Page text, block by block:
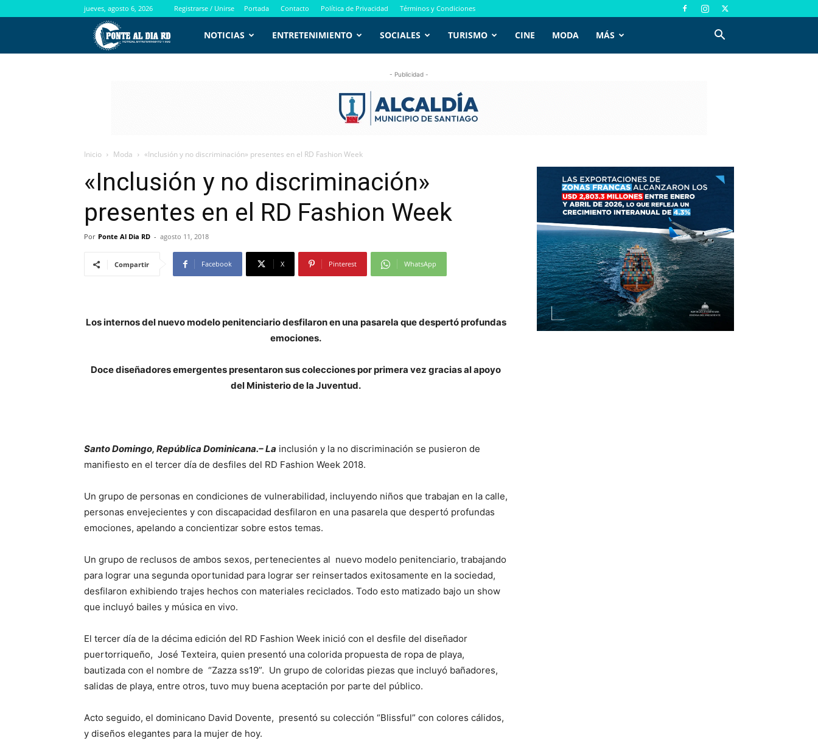
jueves, agosto 6, 2026 Registrarse / Unirse Portada Contacto Política de Privacidad Términos y Condiciones
PontealdiaRD.com
NOTICIAS ENTRETENIMIENTO SOCIALES TURISMO CINE MODA MÁS
- Publicidad -
Inicio Moda «Inclusión y no discriminación» presentes en el RD Fashion Week
«Inclusión y no discriminación»
presentes en el RD Fashion Week
Por Ponte Al Dia RD - agosto 11, 2018
Compartir Facebook X Pinterest WhatsApp
Los internos del nuevo modelo penitenciario desfilaron en una pasarela que despertó profundas
emociones.
Doce diseñadores emergentes presentaron sus colecciones por primera vez gracias al apoyo
del Ministerio de la Juventud.
Santo Domingo, República Dominicana.– La inclusión y la no discriminación se pusieron de
manifiesto en el tercer día de desfiles del RD Fashion Week 2018.
Un grupo de personas en condiciones de vulnerabilidad, incluyendo niños que trabajan en la calle,
personas envejecientes y con discapacidad desfilaron en una pasarela que despertó profundas
emociones, apelando a concientizar sobre estos temas.
Un grupo de reclusos de ambos sexos, pertenecientes al nuevo modelo penitenciario, trabajando
para lograr una segunda oportunidad para lograr ser reinsertados exitosamente en la sociedad,
desfilaron exhibiendo trajes hechos con materiales reciclados. Todo esto matizado bajo un show
que incluyó bailes y música en vivo.
El tercer día de la décima edición del RD Fashion Week inició con el desfile del diseñador
puertorriqueño, José Texteira, quien presentó una colorida propuesta de ropa de playa,
bautizada con el nombre de “Zazza ss19”. Un grupo de coloridas piezas que incluyó bañadores,
salidas de playa, entre otros, tuvo muy buena aceptación por parte del público.
Acto seguido, el dominicano David Dovente, presentó su colección “Blissful” con colores cálidos,
y diseños elegantes para la mujer de hoy.